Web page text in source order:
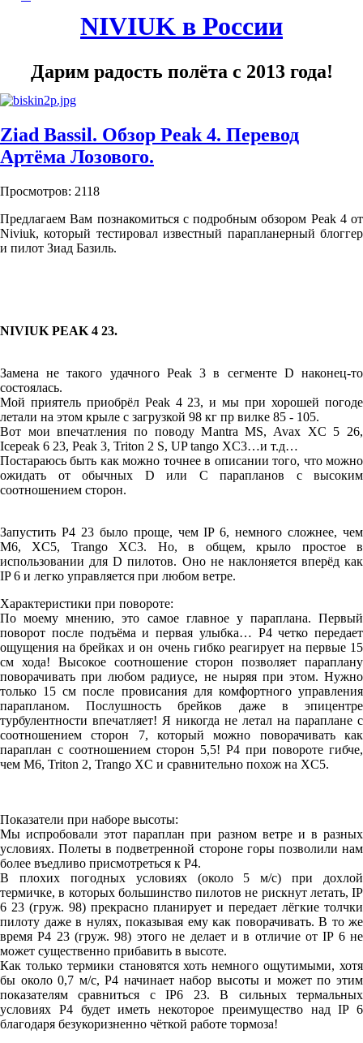
NIVIUK в России
Дарим радость полёта с 2013 года!
Ziad Bassil. Обзор Peak 4. Перевод
Артёма Лозового.
Просмотров: 2118
Предлагаем Вам познакомиться с подробным обзором Peak 4 от
Niviuk, который тестировал известный парапланерный блоггер
и пилот Зиад Базиль.
NIVIUK PEAK 4 23.
Замена не такого удачного Peak 3 в сегменте D наконец-то
состоялась.
Мой приятель приобрёл Peak 4 23, и мы при хорошей погоде
летали на этом крыле с загрузкой 98 кг пр вилке 85 - 105.
Вот мои впечатления по поводу Mantra MS, Avax XC 5 26,
Icepeak 6 23, Peak 3, Triton 2 S, UP tango XC3…и т.д…
Постараюсь быть как можно точнее в описании того, что можно
ожидать от обычных D или C парапланов с высоким
соотношением сторон.
Запустить P4 23 было проще, чем IP 6, немного сложнее, чем
M6, XC5, Trango XC3. Но, в общем, крыло простое в
использовании для D пилотов. Оно не наклоняется вперёд как
IP 6 и легко управляется при любом ветре.
Характеристики при повороте:
По моему мнению, это самое главное у параплана. Первый
поворот после подъёма и первая улыбка… Р4 четко передает
ощущения на брейках и он очень гибко реагирует на первые 15
см хода! Высокое соотношение сторон позволяет параплану
поворачивать при любом радиусе, не ныряя при этом. Нужно
только 15 см после провисания для комфортного управления
парапланом. Послушность брейков даже в эпицентре
турбулентности впечатляет! Я никогда не летал на параплане с
соотношением сторон 7, который можно поворачивать как
параплан с соотношением сторон 5,5! P4 при повороте гибче,
чем M6, Triton 2, Trango XC и сравнительно похож на XC5.
Показатели при наборе высоты:
Мы испробовали этот параплан при разном ветре и в разных
условиях. Полеты в подветренной стороне горы позволили нам
более въедливо присмотреться к Р4.
В плохих погодных условиях (около 5 м/с) при дохлой
термичке, в которых большинство пилотов не рискнут летать, IP
6 23 (груж. 98) прекрасно планирует и передает лёгкие толчки
пилоту даже в нулях, показывая ему как поворачивать. В то же
время P4 23 (груж. 98) этого не делает и в отличие от IP 6 не
может существенно прибавить в высоте.
Как только термики становятся хоть немного ощутимыми, хотя
бы около 0,7 м/с, P4 начинает набор высоты и может по этим
показателям сравниться с IP6 23. В сильных термальных
условиях P4 будет иметь некоторое преимущество над IP 6
благодаря безукоризненно чёткой работе тормоза!